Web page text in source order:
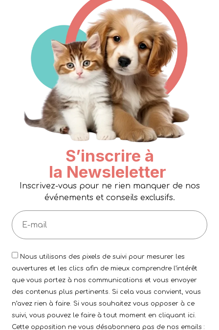
S’inscrire à
la Newsleletter
Inscrivez-vous pour ne rien manquer de nos
événements et conseils exclusifs.
Nous utilisons des pixels de suivi pour mesurer les
ouvertures et les clics afin de mieux comprendre l’intérêt
que vous portez à nos communications et vous envoyer
des contenus plus pertinents. Si cela vous convient, vous
n’avez rien à faire. Si vous souhaitez vous opposer à ce
suivi, vous pouvez le faire à tout moment en cliquant ici.
Cette opposition ne vous désabonnera pas de nos emails :